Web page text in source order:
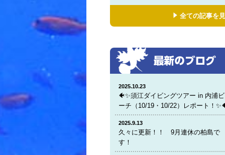
全ての記事を
2025.10.23
🐠✨須江ダイビングツアー in 内浦ビ
ーチ（10/19・10/22）レポート！
2025.9.13
久々に更新！！ 9月連休の柏島で
す！